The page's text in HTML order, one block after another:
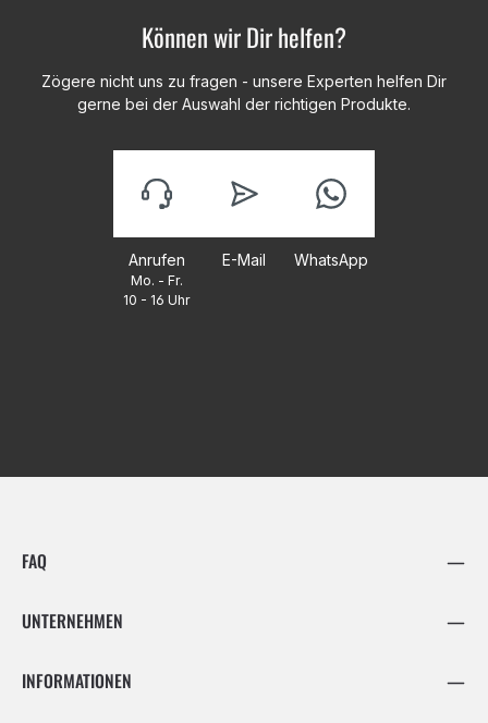
Können wir Dir helfen?
Zögere nicht uns zu fragen - unsere Experten helfen Dir
gerne bei der Auswahl der richtigen Produkte.
Anrufen
Mo. - Fr.
10 - 16 Uhr
E-Mail WhatsApp
FAQ
UNTERNEHMEN
INFORMATIONEN